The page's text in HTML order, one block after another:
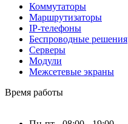
Коммутаторы
Маршрутизаторы
IP-телефоны
Беспроводные решения
Серверы
Модули
Межсетевые экраны
Время работы